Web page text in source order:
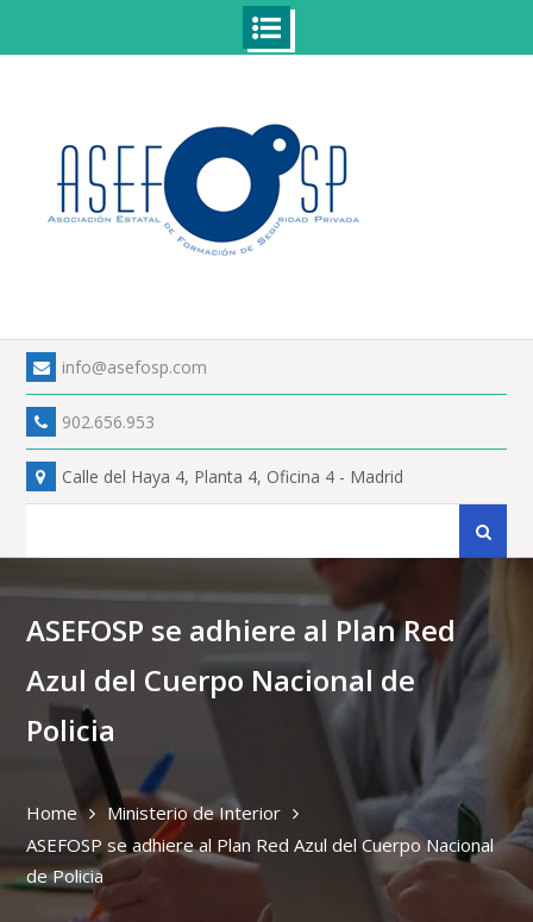
info@asefosp.com
902.656.953
Calle del Haya 4, Planta 4, Oficina 4 - Madrid
Search
ASEFOSP se adhiere al Plan Red
Azul del Cuerpo Nacional de
Policia
Home
Ministerio de Interior
ASEFOSP se adhiere al Plan Red Azul del Cuerpo Nacional
de Policia